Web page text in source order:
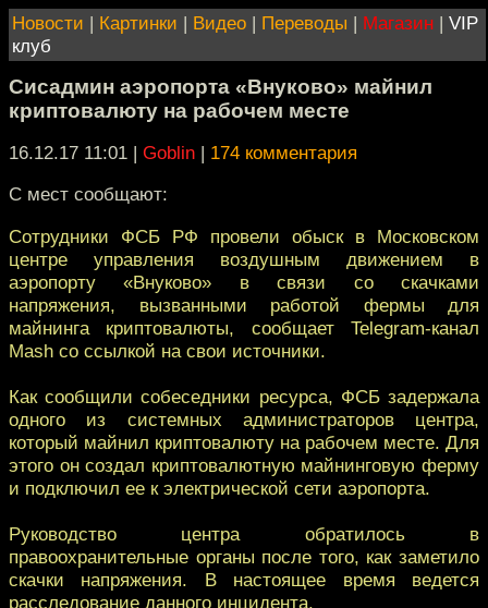
Новости | Картинки | Видео | Переводы | Магазин | VIP
клуб
Сисадмин аэропорта «Внуково» майнил
криптовалюту на рабочем месте
16.12.17 11:01 | Goblin | 174 комментария
С мест сообщают:
Сотрудники ФСБ РФ провели обыск в Московском
центре управления воздушным движением в
аэропорту «Внуково» в связи со скачками
напряжения, вызванными работой фермы для
майнинга криптовалюты, сообщает Telegram-канал
Mash со ссылкой на свои источники.
Как сообщили собеседники ресурса, ФСБ задержала
одного из системных администраторов центра,
который майнил криптовалюту на рабочем месте. Для
этого он создал криптовалютную майнинговую ферму
и подключил ее к электрической сети аэропорта.
Руководство центра обратилось в
правоохранительные органы после того, как заметило
скачки напряжения. В настоящее время ведется
расследование данного инцидента.